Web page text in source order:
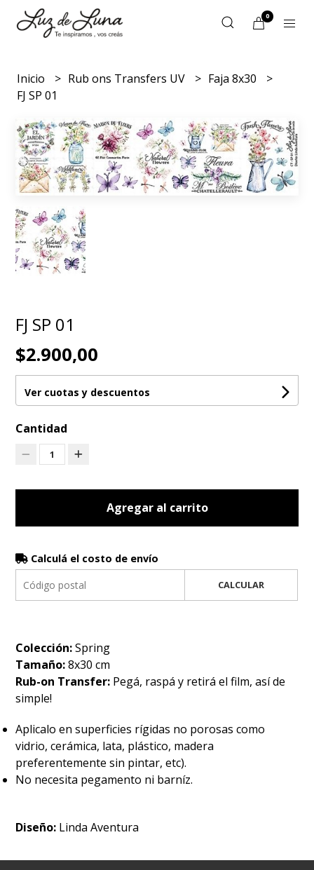
0
Inicio Rub ons Transfers UV
Faja 8x30
FJ SP 01
FJ SP 01
$2.900,00
Ver cuotas y descuentos
Cantidad
1
Agregar al carrito
Calculá el costo de envío
CALCULAR
Colección:Spring
Tamaño:8x30 cm
Rub-on Transfer: Pegá, raspá y retirá el film, así de
simple!
Aplicalo en superficies rígidas no porosas como
vidrio, cerámica, lata, plástico, madera
preferentemente sin pintar, etc).
No necesita pegamento ni barníz.
Diseño: Linda Aventura